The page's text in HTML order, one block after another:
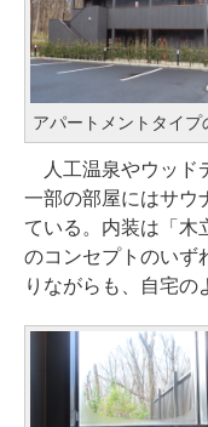
アパートメントタイプ
人工温泉やウッド
一部の部屋にはサウ
ている。内装は「木
のコンセプトのいず
りながらも、自宅の